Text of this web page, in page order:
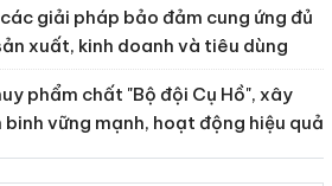
giải pháp bảo đảm cung ứng đủ
xuất, kinh doanh và tiêu dùng
phẩm chất "Bộ đội Cụ Hồ", xây
binh vững mạnh, hoạt động hiệu quả